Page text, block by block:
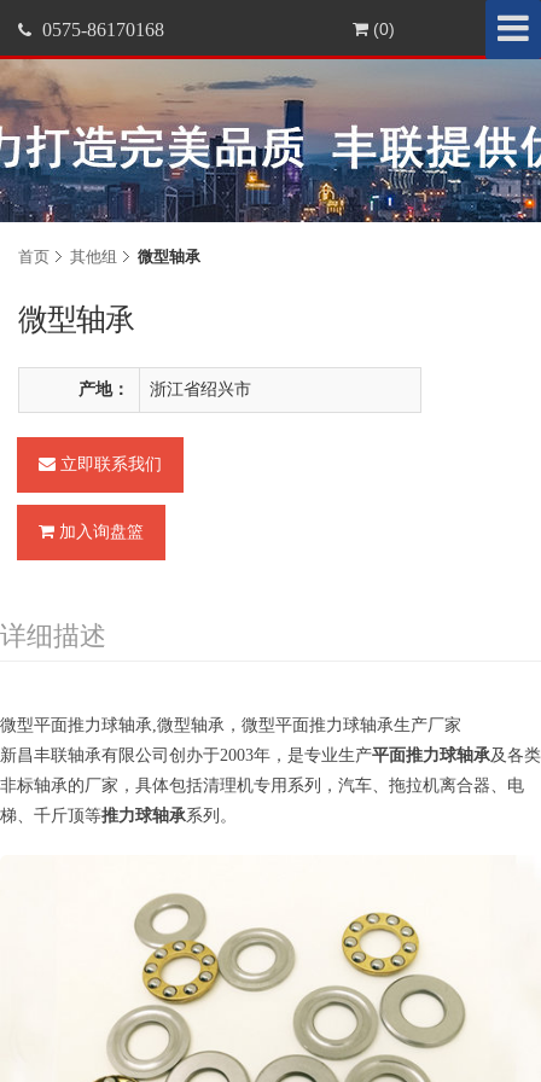
0575-86170168 (0)
首页 其他组 微型轴承
微型轴承
产地： 浙江省绍兴市
立即联系我们
加入询盘篮
详细描述
微型平面推力球轴承,微型轴承，微型平面推力球轴承生产厂家
新昌丰联轴承有限公司创办于2003年，是专业生产平面推力球轴承及各类
非标轴承的厂家，具体包括清理机专用系列，汽车、拖拉机离合器、电
梯、千斤顶等推力球轴承系列。